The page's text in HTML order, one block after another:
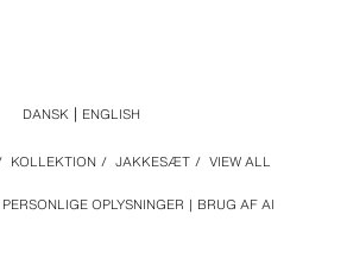
OPLYSNINGER BRUG AF AI
KOLLEKTION / JAKKESÆT / VIEW ALL
DANSK ENGLISH